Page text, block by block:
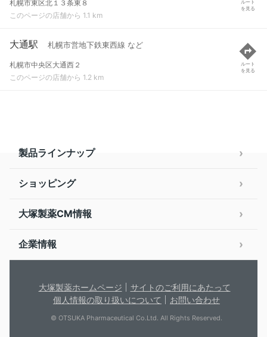
札幌市東区北１３条東８
このページの店舗から 1.1 km
ルート
を見る
大通駅 札幌市営地下鉄東西線 など
札幌市中央区大通西２
このページの店舗から 1.2 km
ルート
を見る
製品ラインナップ
ショッピング
大塚製薬CM情報
企業情報
大塚製薬ホームページ
サイトのご利用にあたって
個人情報の取り扱いについて
お問い合わせ
© OTSUKA Pharmaceutical Co.Ltd. All Rights Reserved.